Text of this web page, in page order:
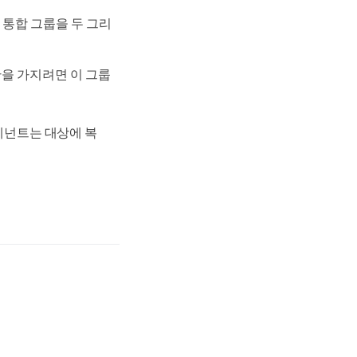
합 그룹을 두 그리
가지려면 이 그룹
트는 대상에 복